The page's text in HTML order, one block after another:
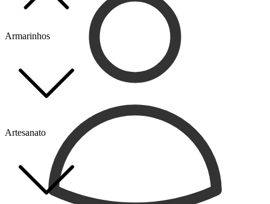
Armarinhos
Artesanato